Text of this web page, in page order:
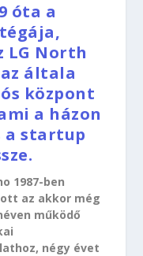
óta a
LG North
általa
központ
a házon
a startup
1987-ben
az akkor még
működő
négy évet